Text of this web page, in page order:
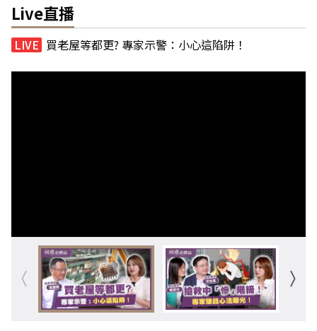
Live直播
買老屋等都更? 專家示警：小心這陷阱！